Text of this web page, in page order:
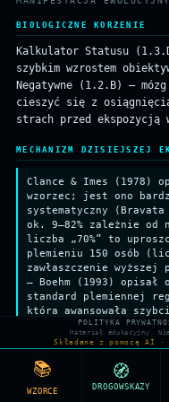
BIOLOGICZNE KORZENIE
Kalkulator Statusu
szybkim wzrostem
Negatywne (1.2.B) —
cieszyć się z
strach przed ekspozycją
MECHANIZM DZISIEJSZEJ
Clance & Imes (1978)
wzorzec; jest ono
systematyczny
ok. 9–82% zależnie od
liczba „70%” to
plemieniu 150 osób
zawłaszczenie
— Boehm (1993) opisał
standard plemiennej
która awansowała
zweryfikować, była
deprecjację lub
kompetentnym niż się
się bardziej
NEUROBIOLOGIA:
📚
WZORCE
🧭
DROGOWSKAZY
POLITYKA
Materiał edukacyjny.
Składane z pomocą AI